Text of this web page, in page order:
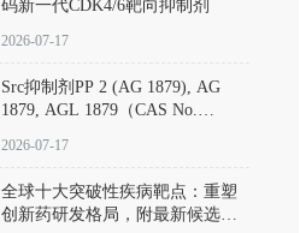
ROCK2的解离常数（Ki）分别为
140 nM和300 nM；在众多丝氨酸/
中，其靶向ROCK的选择性超过
200倍，凸显出优异的分子特异
码新一代CDK4/6靶向抑制剂
2026-07-17
Src抑制剂PP 2 (AG 1879), AG
1879, AGL 1879（CAS No.
应用指南
2026-07-17
全球十大突破性疾病靶点：重塑
创新药研发格局，附最新候选分